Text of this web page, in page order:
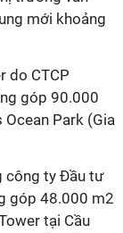
mới khoảng
do CTCP
góp 90.000
Park (Gia
công ty Đầu tư
góp 48.000 m2
tại Cầu